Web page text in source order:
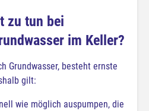
zu tun bei
im Keller?
Grundwasser, besteht ernste
gilt:
wie möglich auspumpen, die